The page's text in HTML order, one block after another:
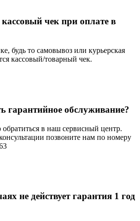
чек при оплате в
будь то самовывоз или курьерская
кассовый/товарный чек.
гарантийное обслуживание?
в наш сервисный центр.
позвоните нам по номеру
не действует гарантия 1 год